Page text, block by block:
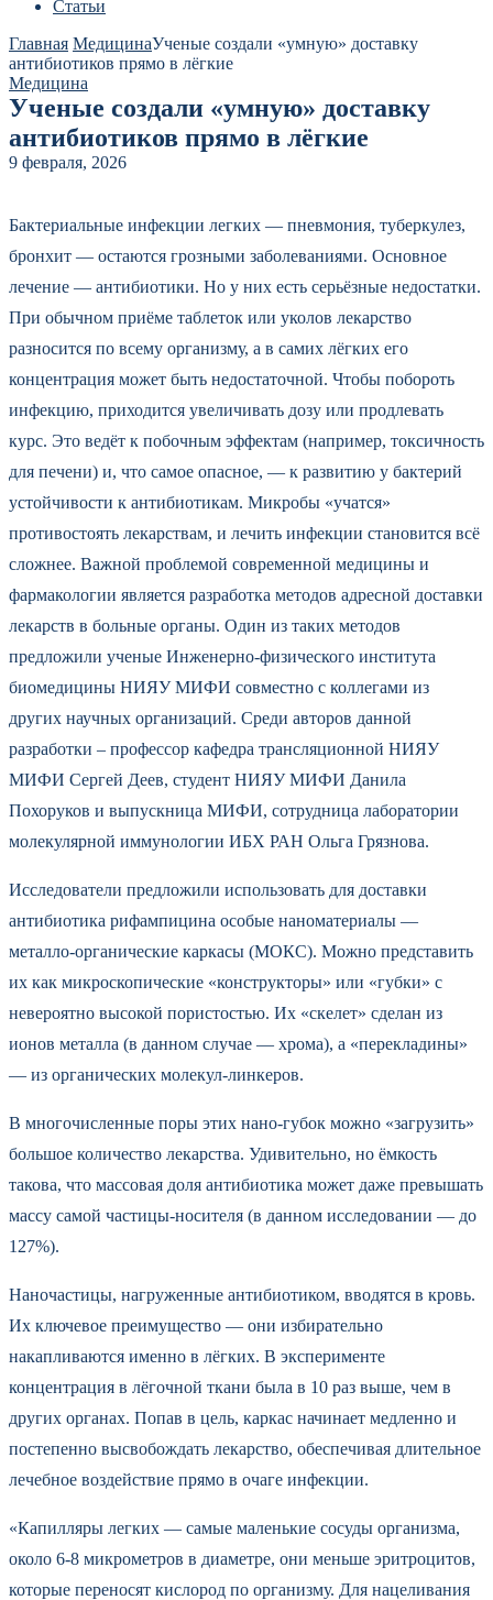
Статьи
Главная МедицинаУченые создали «умную» доставку
антибиотиков прямо в лёгкие
Медицина
Ученые создали «умную» доставку
антибиотиков прямо в лёгкие
9 февраля, 2026
Бактериальные инфекции легких — пневмония, туберкулез,
бронхит — остаются грозными заболеваниями. Основное
лечение — антибиотики. Но у них есть серьёзные недостатки.
При обычном приёме таблеток или уколов лекарство
разносится по всему организму, а в самих лёгких его
концентрация может быть недостаточной. Чтобы побороть
инфекцию, приходится увеличивать дозу или продлевать
курс. Это ведёт к побочным эффектам (например, токсичность
для печени) и, что самое опасное, — к развитию у бактерий
устойчивости к антибиотикам. Микробы «учатся»
противостоять лекарствам, и лечить инфекции становится всё
сложнее. Важной проблемой современной медицины и
фармакологии является разработка методов адресной доставки
лекарств в больные органы. Один из таких методов
предложили ученые Инженерно-физического института
биомедицины НИЯУ МИФИ совместно с коллегами из
других научных организаций. Среди авторов данной
разработки – профессор кафедра трансляционной НИЯУ
МИФИ Сергей Деев, студент НИЯУ МИФИ Данила
Похоруков и выпускница МИФИ, сотрудница лаборатории
молекулярной иммунологии ИБХ РАН Ольга Грязнова.
Исследователи предложили использовать для доставки
антибиотика рифампицина особые наноматериалы —
металло-органические каркасы (МОКС). Можно представить
их как микроскопические «конструкторы» или «губки» с
невероятно высокой пористостью. Их «скелет» сделан из
ионов металла (в данном случае — хрома), а «перекладины»
— из органических молекул-линкеров.
В многочисленные поры этих нано-губок можно «загрузить»
большое количество лекарства. Удивительно, но ёмкость
такова, что массовая доля антибиотика может даже превышать
массу самой частицы-носителя (в данном исследовании — до
127%).
Наночастицы, нагруженные антибиотиком, вводятся в кровь.
Их ключевое преимущество — они избирательно
накапливаются именно в лёгких. В эксперименте
концентрация в лёгочной ткани была в 10 раз выше, чем в
других органах. Попав в цель, каркас начинает медленно и
постепенно высвобождать лекарство, обеспечивая длительное
лечебное воздействие прямо в очаге инфекции.
«Капилляры легких — самые маленькие сосуды организма,
около 6-8 микрометров в диаметре, они меньше эритроцитов,
которые переносят кислород по организму. Для нацеливания